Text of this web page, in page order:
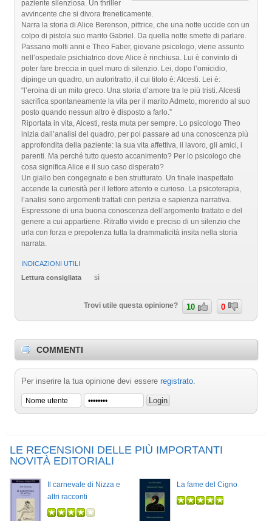
paziente silenziosa. Un thriller
avvincente che si divora freneticamente.
Narra la storia di Alice Berenson, pittrice, che una notte uccide con un
colpo di pistola suo marito Gabriel. Da quella notte smette di parlare.
Passano molti anni e Theo Faber, giovane psicologo, viene assunto
nell’ospedale psichiatrico dove Alice è rinchiusa. Lui è convinto di
poter fare breccia in quel muro di silenzio. Lei, dopo l’omicidio,
dipinge un quadro, un autoritratto, il cui titolo è: Alcesti. Lei è:
“l’eroina di un mito greco. Una storia d’amore tra le più tristi. Alcesti
sacrifica spontaneamente la vita per il marito Admeto, morendo al suo
posto quando nessun altro è disposto a farlo.”
Riportata in vita, Alcesti, resta muta per sempre. Lo psicologo Theo
inizia dall’analisi del quadro, per poi passare ad una conoscenza più
approfondita della paziente: la sua vita affettiva, il lavoro, gli amici, i
parenti. Ma perché tutto questo accanimento? Per lo psicologo che
cosa significa Alice e il suo caso disperato?
Un giallo ben congegnato e ben strutturato. Un finale inaspettato
accende la curiosità per il lettore attento e curioso. La psicoterapia,
l’analisi sono argomenti trattati con perizia e sapienza narrativa.
Espressone di una buona conoscenza dell’argomento trattato e del
genere a cui appartiene. Ritratto vivido e preciso di un silenzio che
urla con forza e prepotenza tutta la drammaticità insita nella storia
narrata.
INDICAZIONI UTILI
Lettura consigliata
sì
Trovi utile questa opinione? 10 0
COMMENTI
Per inserire la tua opinione devi essere registrato.
LE RECENSIONI DELLE PIÙ IMPORTANTI
NOVITÀ EDITORIALI
Il carnevale di Nizza e
altri racconti
La fame del Cigno